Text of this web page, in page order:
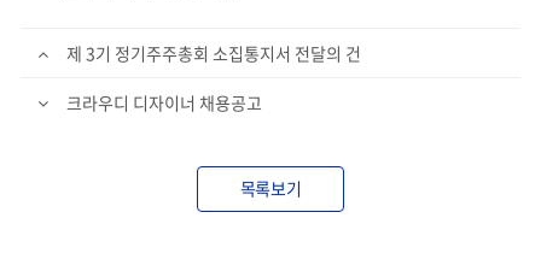
제 3기 ​정기주주총회 소집통지서 전달의 건
크라우디 디자이너 채용공고
목록보기